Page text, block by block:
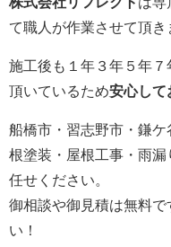
て職人が作業させて頂き
施工後も１年３年５年
頂いているため安心して
船橋市・習志野市・鎌
根塗装・屋根工事・雨
任せください。
御相談や御見積は無料
い！